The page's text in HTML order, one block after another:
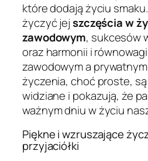
które dodają życiu
życzyć jejszczęścia w
zawodowym, sukcesów
oraz harmonii i
zawodowym a
życzenia, choć proste,
widziane i pokazują, że
ważnym dniu w życiu
Piękne i wzruszające
przyjaciółki